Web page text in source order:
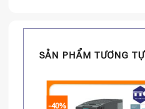
SẢN PHẨM TƯƠNG TỰ
-40%